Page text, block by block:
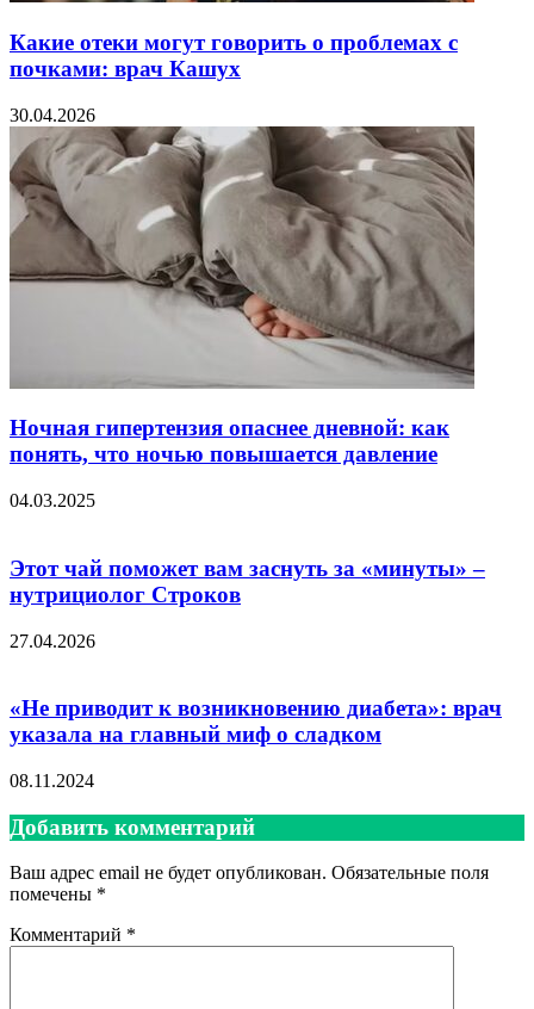
Какие отеки могут говорить о проблемах с
почками: врач Кашух
30.04.2026
Ночная гипертензия опаснее дневной: как
понять, что ночью повышается давление
04.03.2025
Этот чай поможет вам заснуть за «минуты» –
нутрициолог Строков
27.04.2026
«Не приводит к возникновению диабета»: врач
указала на главный миф о сладком
08.11.2024
Добавить комментарий
Ваш адрес email не будет опубликован. Обязательные поля
помечены *
Комментарий *